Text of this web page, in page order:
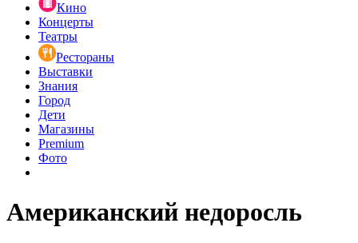
Кино
Концерты
Театры
Рестораны
Выставки
Знания
Город
Дети
Магазины
Premium
Фото
Американский недоросль